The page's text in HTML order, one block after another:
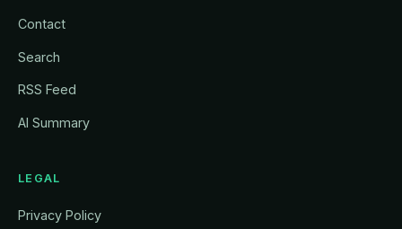
Contact
Search
RSS Feed
AI Summary
LEGAL
Privacy Policy